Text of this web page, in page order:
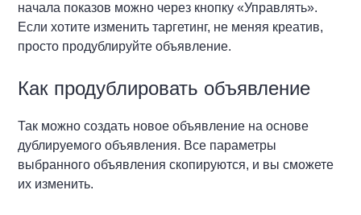
начала показов можно через кнопку «Управлять».
Если хотите изменить таргетинг, не меняя креатив,
просто продублируйте объявление.
Как продублировать объявление
Так можно создать новое объявление на основе
дублируемого объявления. Все параметры
выбранного объявления скопируются, и вы сможете
их изменить.